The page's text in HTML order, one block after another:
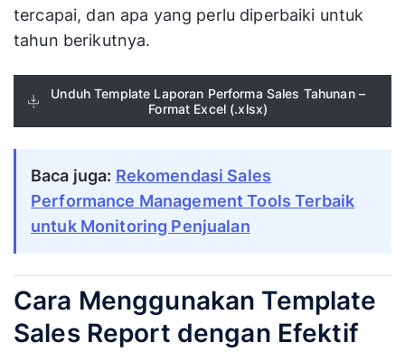
tercapai, dan apa yang perlu diperbaiki untuk
tahun berikutnya.
Unduh Template Laporan Performa Sales Tahunan –
Format Excel (.xlsx)
Baca juga: Rekomendasi Sales
Performance Management Tools Terbaik
untuk Monitoring Penjualan
Cara Menggunakan Template
Sales Report dengan Efektif